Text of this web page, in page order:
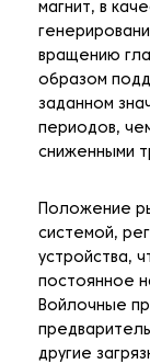
магнит, в
вращению
образом
заданном
периодов,
сниженными
Положение
системой,
устройства,
постоянное
Войлочные
другие